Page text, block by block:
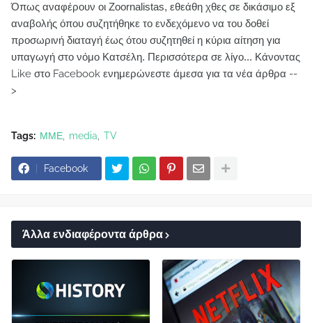
Όπως αναφέρουν οι Zoornalistas, εθεάθη χθες σε δικάσιμο εξ
αναβολής όπου συζητήθηκε το ενδεχόμενο να του δοθεί
προσωρινή διαταγή έως ότου συζητηθεί η κύρια αίτηση για
υπαγωγή στο νόμο Κατσέλη. Περισσότερα σε λίγο... Κάνοντας
Like στο Facebook ενημερώνεστε άμεσα για τα νέα άρθρα --
>
Tags: ΜΜΕ media TV
Facebook
Άλλα ενδιαφέροντα άρθρα